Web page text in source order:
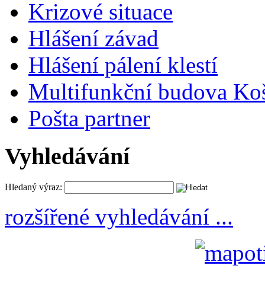
Krizové situace
Hlášení závad
Hlášení pálení klestí
Multifunkční budova
Pošta partner
Vyhledávání
Hledaný výraz:
rozšířené vyhledávání ...